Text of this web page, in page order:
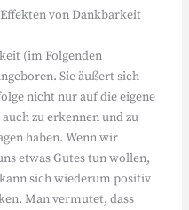
von Dankbarkeit
(im Folgenden
Sie äußert sich
nicht nur auf die eigene
zu erkennen und zu
haben. Wenn wir
etwas Gutes tun wollen,
sich wiederum positiv
Man vermutet, dass